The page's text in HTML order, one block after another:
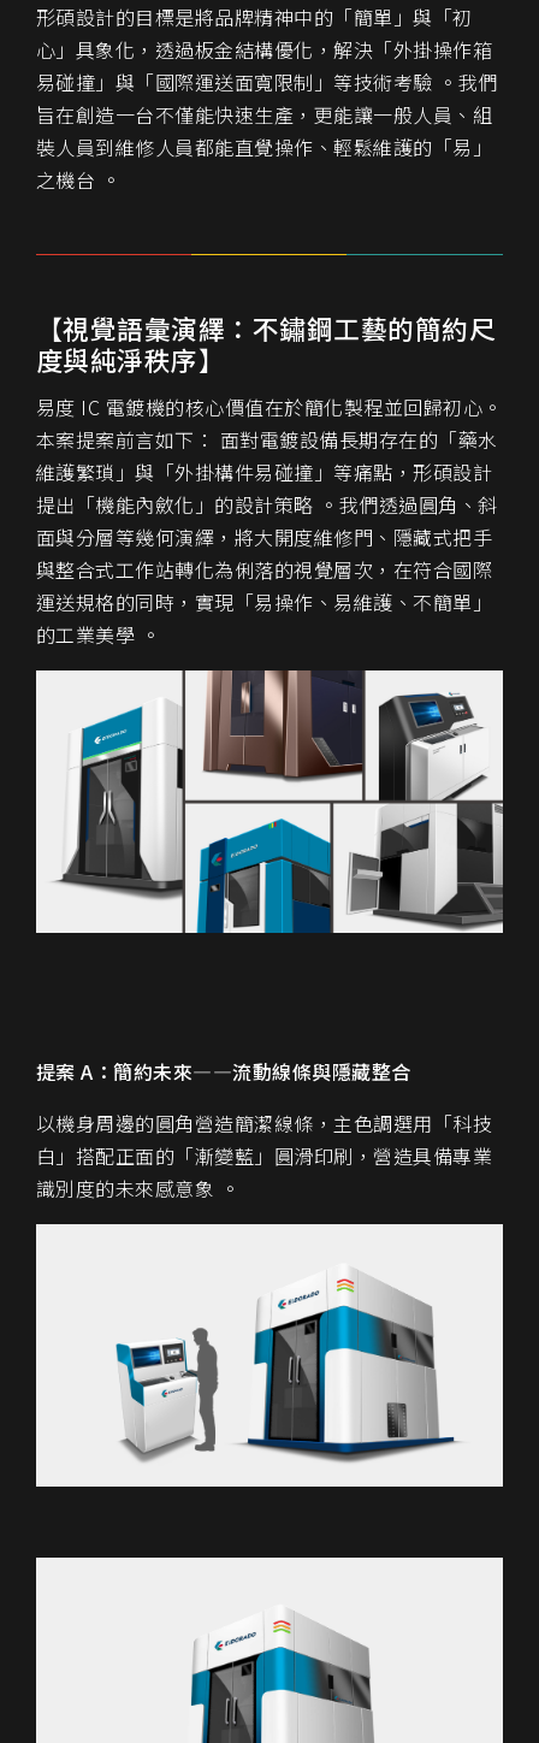
形碩設計的目標是將品牌精神中的「簡單」與「初
心」具象化，透過板金結構優化，解決「外掛操作箱
易碰撞」與「國際運送面寬限制」等技術考驗 。我們
旨在創造一台不僅能快速生產，更能讓一般人員、組
裝人員到維修人員都能直覺操作、輕鬆維護的「易」
之機台 。
【視覺語彙演繹：不鏽鋼工藝的簡約尺
度與純淨秩序】
易度 IC 電鍍機的核心價值在於簡化製程並回歸初心。
本案提案前言如下： 面對電鍍設備長期存在的「藥水
維護繁瑣」與「外掛構件易碰撞」等痛點，形碩設計
提出「機能內斂化」的設計策略 。我們透過圓角、斜
面與分層等幾何演繹，將大開度維修門、隱藏式把手
與整合式工作站轉化為俐落的視覺層次，在符合國際
運送規格的同時，實現「易操作、易維護、不簡單」
的工業美學 。
提案 A：簡約未來——流動線條與隱藏整合
以機身周邊的圓角營造簡潔線條，主色調選用「科技
白」搭配正面的「漸變藍」圓滑印刷，營造具備專業
識別度的未來感意象 。